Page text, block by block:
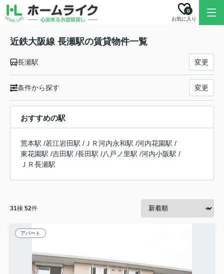
お気に入り
0
近鉄大阪線 長瀬駅の賃貸物件一覧
長瀬駅 変更
条件から探す 変更
おすすめの駅
荒本駅 /若江岩田駅 / ＪＲ河内永和駅 /河内花園駅 /
東花園駅 /吉田駅 /長田駅 /八戸ノ里駅 /河内小阪駅 /
ＪＲ長瀬駅
31棟 52件
アパート